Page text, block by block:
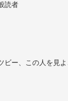
読者
ビー、この人を見